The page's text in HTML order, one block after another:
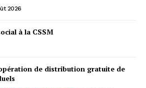
2026
à la CSSM
de distribution gratuite de